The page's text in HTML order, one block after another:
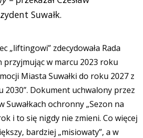
Suwałk.
„liftingowi” zdecydowała Rada
przyjmując w marcu 2023 roku
Miasta Suwałki do roku 2027 z
Dokument uchwalony przez
Suwałkach ochronny „Sezon na
i to się nigdy nie zmieni. Co więcej
bardziej „misiowaty”, a w